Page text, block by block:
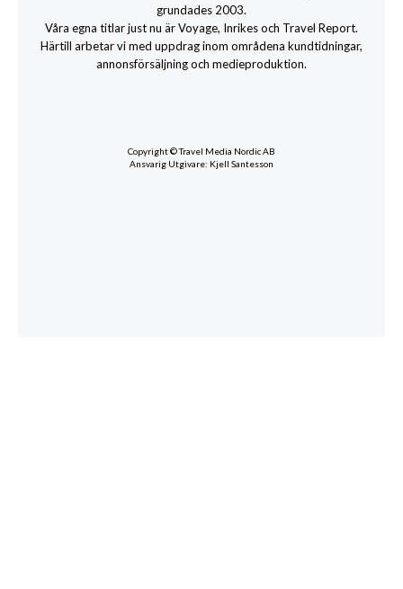
grundades 2003.
Våra egna titlar just nu är Voyage, Inrikes och Travel Report.
Härtill arbetar vi med uppdrag inom områdena kundtidningar,
annonsförsäljning och medieproduktion.
Copyright © Travel Media Nordic AB
Ansvarig Utgivare: Kjell Santesson